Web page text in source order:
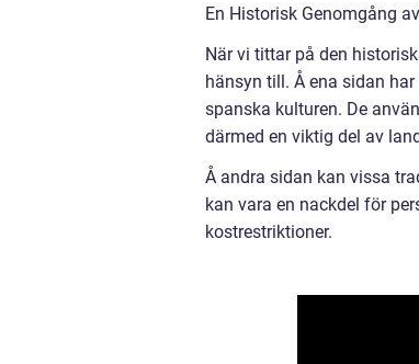
En Historisk Genomgång
När vi tittar på den
hänsyn till. Å ena sidan
spanska kulturen. De
därmed en viktig del av
Å andra sidan kan vissa
kan vara en nackdel för
kostrestriktioner.